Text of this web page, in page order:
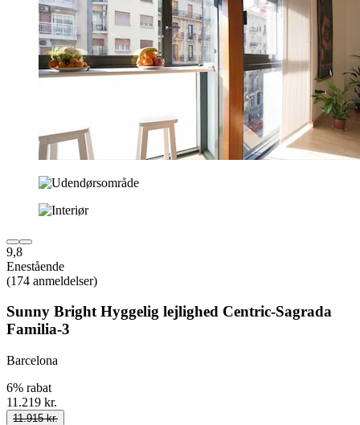
9,8
Enestående
(174 anmeldelser)
Sunny Bright Hyggelig lejlighed Centric-Sagrada
Familia-3
Barcelona
6% rabat
11.219 kr.
11.915 kr.